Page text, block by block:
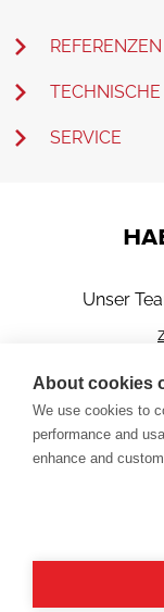
REFERENZEN
TECHNISCHE
SERVICE
Unser
About cookies
We use cookies to
performance and
enhance and